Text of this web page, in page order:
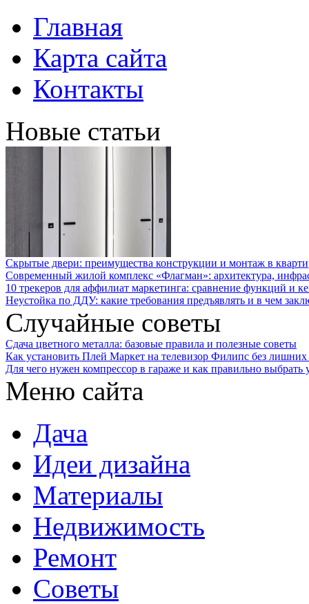
Главная
Карта сайта
Контакты
Новые статьи
Скрытые двери: преимущества конструкции и монтаж в
Современный жилой комплекс «Флагман»: архитектура,
10 трекеров для аффилиат маркетинга: сравнение функций и
Неустойка по ДДУ: какие требования предъявлять и в чем
Случайные советы
Сдача цветного металла: базовые правила и полезные советы
Как установить Плей Маркет на телевизор Филипс без лишних
Для чего нужен компрессор в гараже и как правильно выбрать
Меню сайта
Дача
Идеи дизайна
Материалы
Недвижимость
Ремонт
Советы